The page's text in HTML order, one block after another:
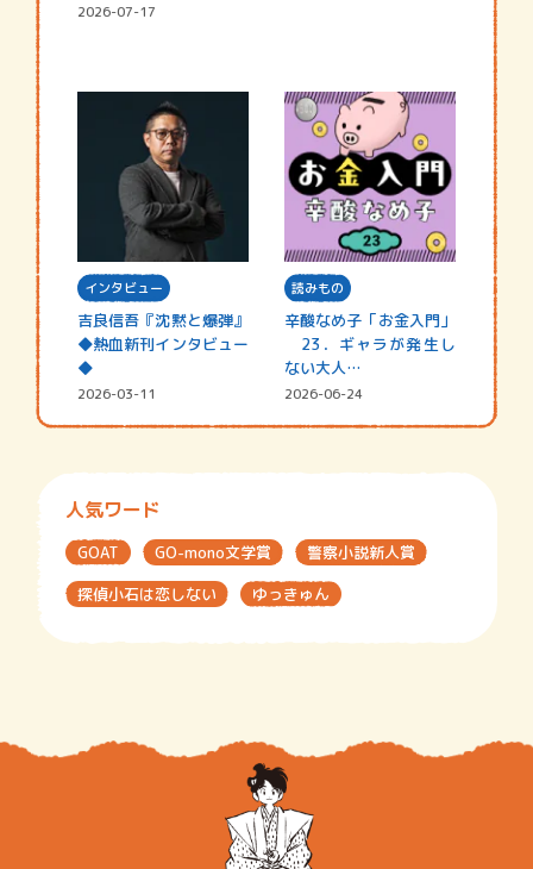
2026-07-17
インタビュー
吉良信吾『沈黙と爆弾』
◆熱血新刊インタビュー
◆
2026-03-11
読みもの
辛酸なめ子「お金入門」
23．ギャラが発生し
ない大人…
2026-06-24
人気ワード
GOAT GO-mono文学賞
警察小説新人賞
探偵小石は恋しない
ゆっきゅん